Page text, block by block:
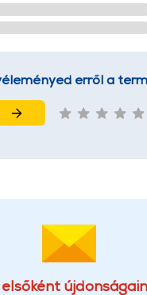
erről a